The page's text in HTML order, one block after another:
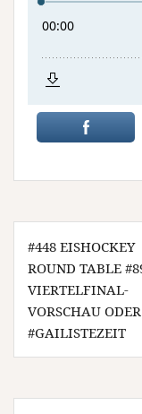
#448 EISHOCKEY
ROUND TABLE
VIERTELFINAL-
VORSCHAU ODER
#GAILISTEZEIT